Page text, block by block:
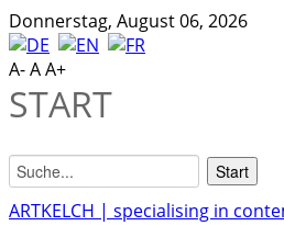
Donnerstag, August 06, 2026
A-AA+
START
ARTKELCH | specialising in